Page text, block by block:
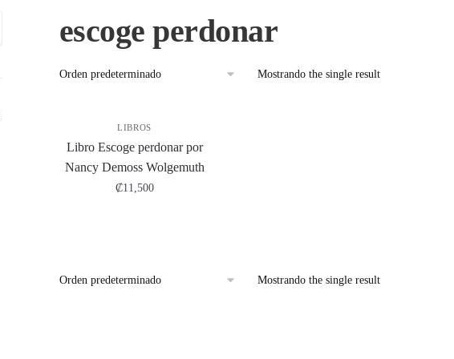
escoge perdonar
Mostrando the single result
LIBROS
Libro Escoge perdonar por
Nancy Demoss Wolgemuth
₡11,500
Mostrando the single result